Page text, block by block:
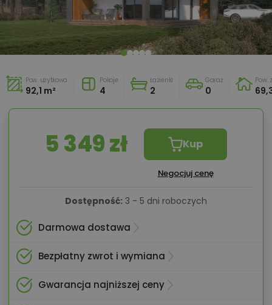
Pow. użytkowa
92,1 m²
Pokoje
4
Łazienki
2
Garaż
0
Pow.
5 349 zł Kup
Negocjuj cenę
Dostępność: 3 - 5 dni roboczych
Darmowa dostawa
Bezpłatny zwrot i wymiana
Gwarancja najniższej ceny